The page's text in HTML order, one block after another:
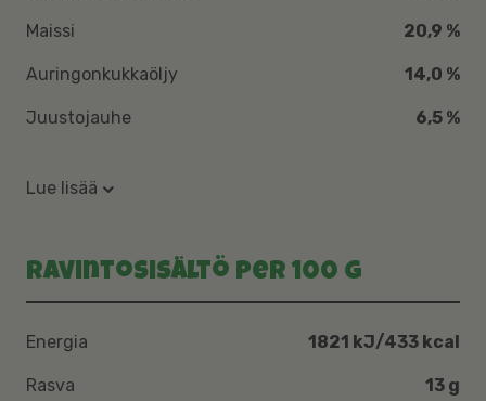
Maissi 20,9 %
Auringonkukkaöljy 14,0 %
Juustojauhe 6,5 %
Lue lisää
Ravintosisältö per 100 g
Energia 1821 kJ/433 kcal
Rasva 13 g